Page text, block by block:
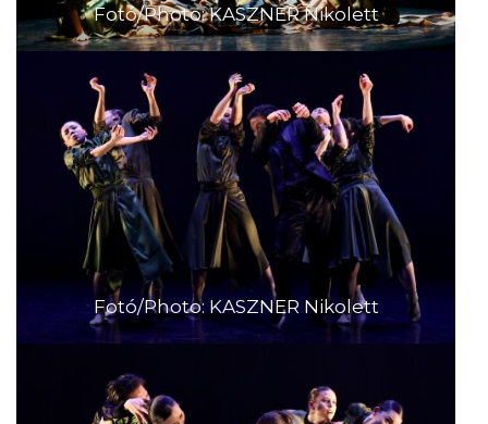
Fotó/Photo: KASZNER Nikolett
Fotó/Photo: KASZNER Nikolett